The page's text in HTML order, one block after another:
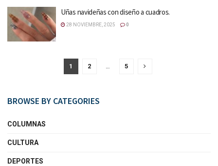
Uñas navideñas con diseño a cuadros.
28 NOVIEMBRE, 2025 0
1 2 … 5
BROWSE BY CATEGORIES
COLUMNAS
CULTURA
DEPORTES